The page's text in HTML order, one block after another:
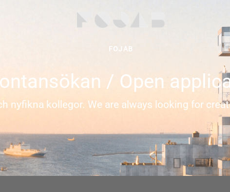
FOJAB
/ Open
nyfikna kollegor. We are always looking for